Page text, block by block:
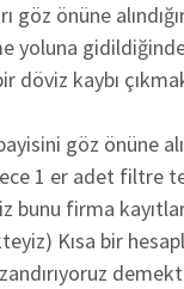
göz önüne
yoluna
döviz kaybı
göz önüne
1 er adet filtre
bunu firma
Kısa bir